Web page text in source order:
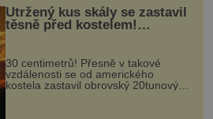
Utržený kus skály se zastavil
těsně před kostelem!
Ochránila ho boží síla?
30 centimetrů! Přesně v takové
vzdálenosti se od amerického
kostela zastavil obrovský 20tunový